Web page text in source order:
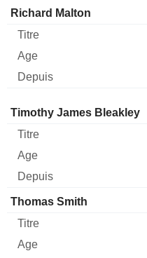
Richard Malton
Administrateur Titre Age
Timothy James Bleakley
Thomas Smith